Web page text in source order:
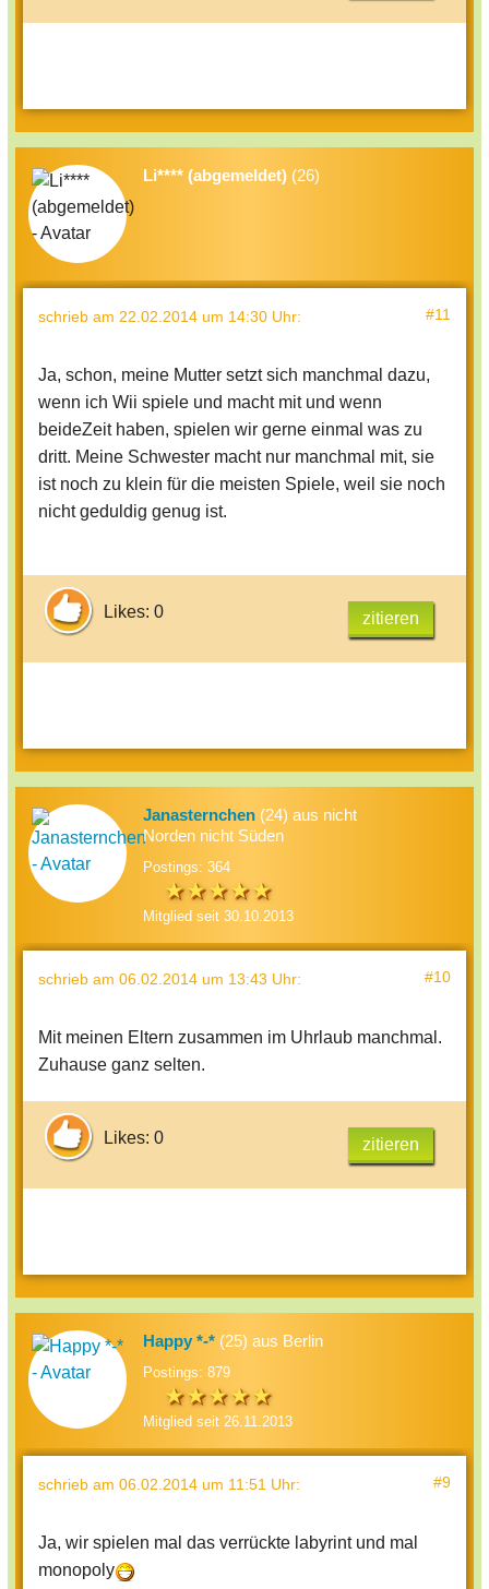
Li**** (abgemeldet) (26)
schrieb am 22.02.2014 um 14:30 Uhr: #11
Ja, schon, meine Mutter setzt sich manchmal dazu,
wenn ich Wii spiele und macht mit und wenn
beideZeit haben, spielen wir gerne einmal was zu
dritt. Meine Schwester macht nur manchmal mit, sie
ist noch zu klein für die meisten Spiele, weil sie noch
nicht geduldig genug ist.
Likes: 0 zitieren
Janasternchen (24) aus nicht
Norden nicht Süden
Postings: 364
Mitglied seit 30.10.2013
schrieb am 06.02.2014 um 13:43 Uhr: #10
Mit meinen Eltern zusammen im Uhrlaub manchmal.
Zuhause ganz selten.
Likes: 0 zitieren
Happy *-* (25) aus Berlin
Postings: 879
Mitglied seit 26.11.2013
schrieb am 06.02.2014 um 11:51 Uhr: #9
Ja, wir spielen mal das verrückte labyrint und mal
monopoly